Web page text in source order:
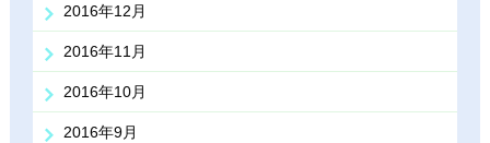
2016年12月
2016年11月
2016年10月
2016年9月